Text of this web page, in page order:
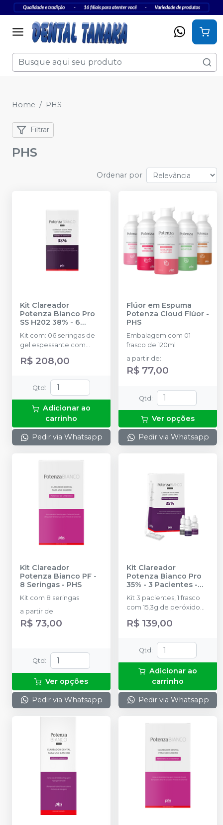
Home PHS
Filtrar
PHS
Ordenar por
Kit Clareador
Potenza Bianco Pro
SS H202 38% - 6
Seringas
PHS
Kit com: 06 seringas de
gel espessante com
0,4g; 06 Seringas de
Peróxido de Hidrogênio
Neutralizante com 10g; 01
Seringa de barreira
gengival com 2,5g; 08
Ponteiras de aplicação;
01 Instrução de uso para
o profissional.
R$ 208,00
Qtd:
Adicionar ao
carrinho
Pedir via Whatsapp
Flúor em Espuma
Potenza Cloud Flúor -
PHS
Embalagem com 01
frasco de 120ml
a partir de:
R$ 77,00
Qtd:
Ver opções
Pedir via Whatsapp
Kit Clareador
Potenza Bianco PF -
8 Seringas - PHS
Kit com 8 seringas
a partir de:
R$ 73,00
Qtd :
Ver opções
Pedir via Whatsapp
Kit Clareador
Potenza Bianco Pro
35% - 3 Pacientes -
PHS
Kit 3 pacientes, 1 frasco
com 15,3g de peróxido
de hidrogênio, 1 frasco
com 5,5g de espessante,
neutralizante, 1 seringa
com 3g de barreira
gengival, 1 recipiente
para mistura, 1 espátula
misturadora
R$ 139,00
Qtd :
Adicionar ao
carrinho
Pedir via Whatsapp